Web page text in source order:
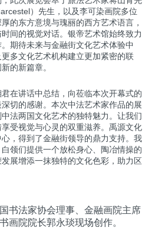
）先生，以及李可染画院多位
的东方意境与瑰丽的西方艺术语言，
间的视觉对话。银帝艺术馆始终致力
期待未来与金融街文化艺术体验中
多文化艺术机构建立更加紧密的联
的新篇章。
在讲话中总结，向莅临本次开幕式的
切的感谢。本次中法艺术家作品的展
法两国文化艺术的独特魅力。让我们
受视觉与心灵的双重滋养。禹源文化
，得到了金融街领导的鼎力支持。我
领们提供一个放松身心、陶冶情操的
展增添一抹独特的文化色彩，助力区
书法家协会理事、金融画院主席
画院院长郭永琰现场创作。